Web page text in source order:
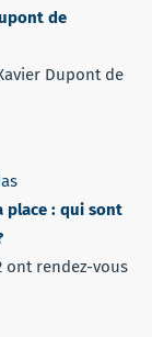
de
Dupont de
place : qui sont
ont rendez-vous